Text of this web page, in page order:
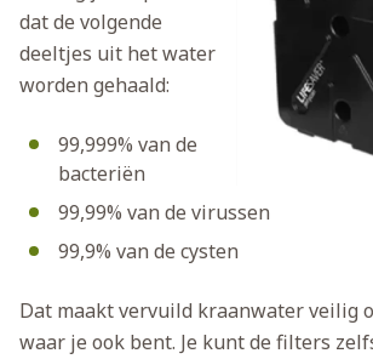
dat de volgende
deeltjes uit het water
worden gehaald:
99,999% van de
bacteriën
99,99% van de virussen
99,9% van de cysten
Dat maakt vervuild kraanwater veilig
waar je ook bent. Je kunt de filters